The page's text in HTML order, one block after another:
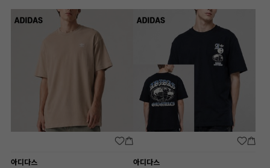
아디다스
아디다스